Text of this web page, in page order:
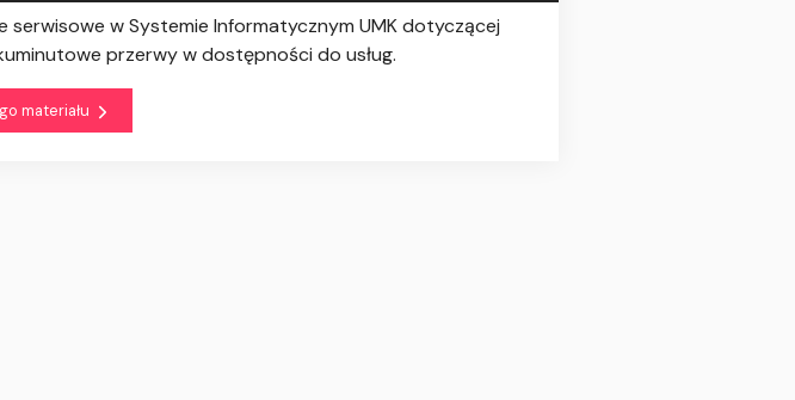
serwisowe w Systemie Informatycznym UMK dotyczącej
przerwy w dostępności do usług.
materiału